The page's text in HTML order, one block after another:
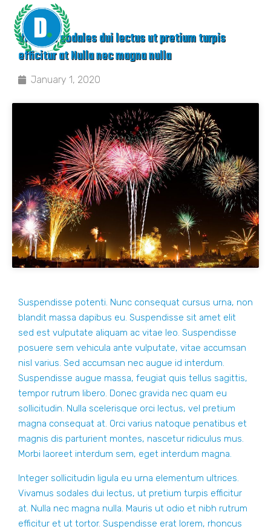
Vivamus sodales dui lectus ut pretium turpis
efficitur at Nulla nec magna nulla
January 1, 2020
Suspendisse potenti. Nunc consequat cursus urna, non
blandit massa dapibus eu. Suspendisse sit amet elit
sed est vulputate aliquam ac vitae leo. Suspendisse
posuere sem vehicula ante vulputate, vitae accumsan
nisl varius. Sed accumsan nec augue id interdum.
Suspendisse augue massa, feugiat quis tellus sagittis,
tempor rutrum libero. Donec gravida nec quam eu
sollicitudin. Nulla scelerisque orci lectus, vel pretium
magna consequat at. Orci varius natoque penatibus et
magnis dis parturient montes, nascetur ridiculus mus.
Morbi laoreet interdum sem, eget interdum magna.
Integer sollicitudin ligula eu urna elementum ultrices.
Vivamus sodales dui lectus, ut pretium turpis efficitur
at. Nulla nec magna nulla. Mauris ut odio et nibh rutrum
efficitur et ut tortor. Suspendisse erat lorem, rhoncus